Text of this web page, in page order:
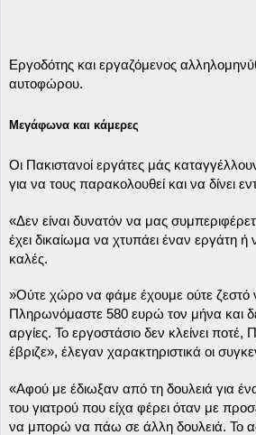
Εργοδότης και εργαζόμενος
αυτοφώρου.
Μεγάφωνα και κάμερες
Οι Πακιστανοί εργάτες μάς
για να τους παρακολουθεί και να δίνει
«Δεν είναι δυνατόν να μας
έχει δικαίωμα να χτυπάει έναν εργάτη ή
καλές.
»Ούτε χώρο να φάμε έχουμε ούτε ζεστό
Πληρωνόμαστε 580 ευρώ τον μήνα και
αργίες. Το εργοστάσιο δεν κλείνει
έβριζε», έλεγαν χαρακτηριστικά οι
«Αφού με έδιωξαν από τη δουλειά για
του γιατρού που είχα φέρει όταν με
να μπορώ να πάω σε άλλη δουλειά. Το